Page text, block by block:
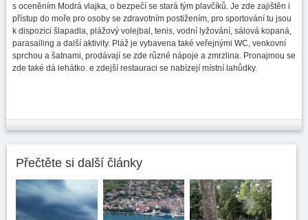
s oceněním Modrá vlajka, o bezpečí se stará tým plavčíků. Je zde zajištěn i
přístup do moře pro osoby se zdravotním postižením, pro sportování tu jsou
k dispozici šlapadla, plážový volejbal, tenis, vodní lyžování, sálová kopaná,
parasailing a další aktivity. Pláž je vybavena také veřejnými WC, venkovní
sprchou a šatnami, prodávají se zde různé nápoje a zmrzlina. Pronajmou se
zde také dá lehátko. e zdejší restauraci se nabízejí místní lahůdky.
Přečtěte si další články